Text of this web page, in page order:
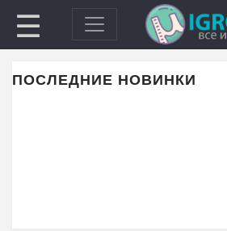
☰
ПОСЛЕДНИЕ НОВИНКИ